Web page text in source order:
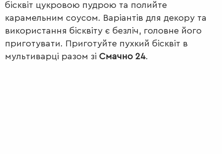
ПЕРШІ
СТРАВИ
бісквіт цукровою пудрою та полийте
карамельним соусом. Варіантів для декору та
використання бісквіту є безліч, головне його
приготувати. Приготуйте пухкий бісквіт в
мультиварці разом зі Смачно 24.